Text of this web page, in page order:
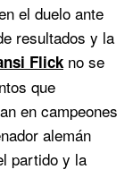
el duelo ante
resultados y la
Flick no se
que
en campeones
alemán
partido y la